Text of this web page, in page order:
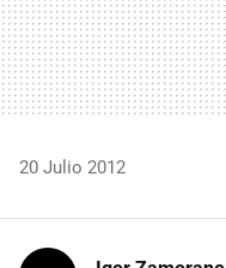
20 Julio 2012